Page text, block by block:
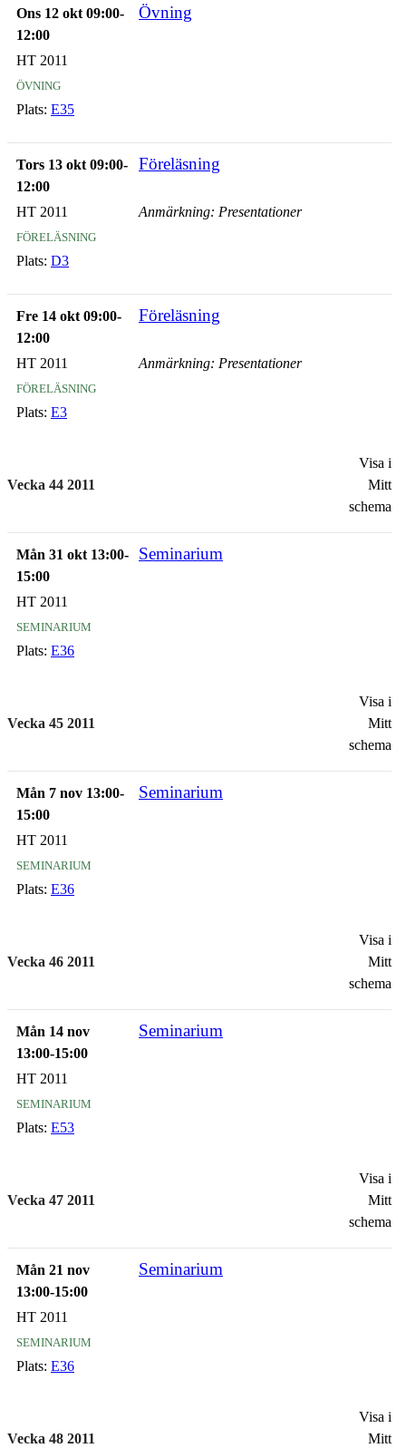
Ons 12 okt 09:00-
12:00
Övning
HT 2011
övning
Plats: E35
Tors 13 okt 09:00-
12:00
Föreläsning
HT 2011
föreläsning
Plats: D3
Anmärkning: Presentationer
Fre 14 okt 09:00-
12:00
Föreläsning
HT 2011
föreläsning
Plats: E3
Anmärkning: Presentationer
Vecka 44 2011
Visa i
Mitt
schema
Mån 31 okt 13:00-
15:00
Seminarium
HT 2011
seminarium
Plats: E36
Vecka 45 2011
Visa i
Mitt
schema
Mån 7 nov 13:00-
15:00
Seminarium
HT 2011
seminarium
Plats: E36
Vecka 46 2011
Visa i
Mitt
schema
Mån 14 nov
13:00-15:00
Seminarium
HT 2011
seminarium
Plats: E53
Vecka 47 2011
Visa i
Mitt
schema
Mån 21 nov
13:00-15:00
Seminarium
HT 2011
seminarium
Plats: E36
Vecka 48 2011
Visa i
Mitt